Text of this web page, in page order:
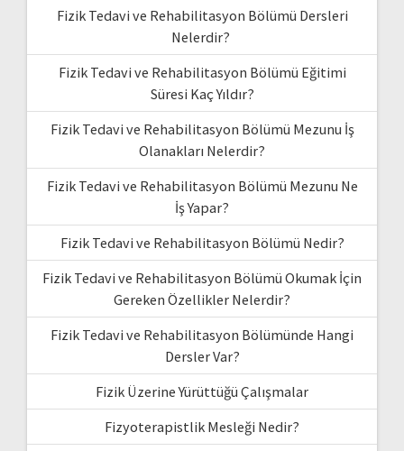
Fizik Tedavi ve Rehabilitasyon Bölümü Dersleri
Nelerdir?
Fizik Tedavi ve Rehabilitasyon Bölümü Eğitimi
Süresi Kaç Yıldır?
Fizik Tedavi ve Rehabilitasyon Bölümü Mezunu İş
Olanakları Nelerdir?
Fizik Tedavi ve Rehabilitasyon Bölümü Mezunu Ne
İş Yapar?
Fizik Tedavi ve Rehabilitasyon Bölümü Nedir?
Fizik Tedavi ve Rehabilitasyon Bölümü Okumak İçin
Gereken Özellikler Nelerdir?
Fizik Tedavi ve Rehabilitasyon Bölümünde Hangi
Dersler Var?
Fizik Üzerine Yürüttüğü Çalışmalar
Fizyoterapistlik Mesleği Nedir?